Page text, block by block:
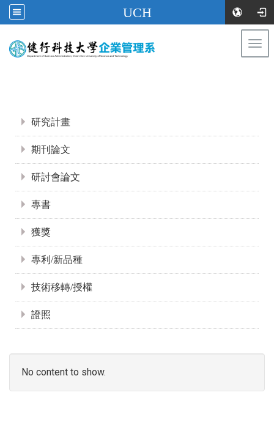
UCH
研究計畫
期刊論文
研討會論文
專書
獲獎
專利/新品種
技術移轉/授權
證照
No content to show.